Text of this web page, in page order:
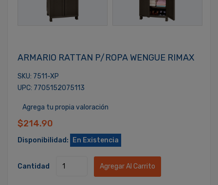
ARMARIO RATTAN P/ROPA WENGUE RIMAX
SKU: 7511-XP
UPC: 7705152075113
Agrega tu propia valoración
$214.90
Disponibilidad: En Existencia
Cantidad Agregar Al Carrito